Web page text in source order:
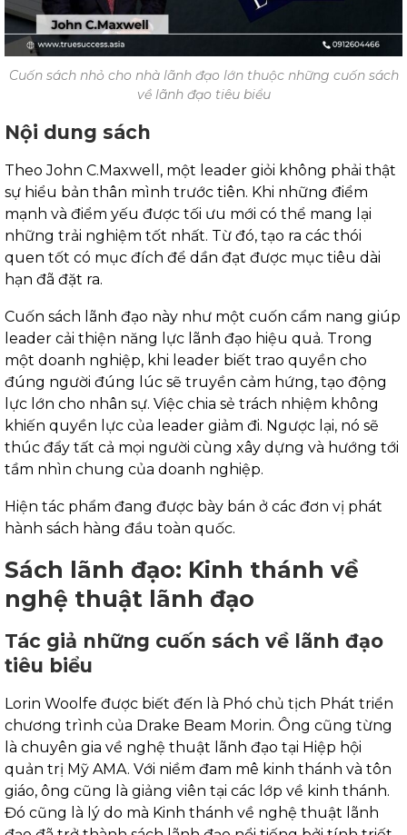
Cuốn sách nhỏ cho nhà lãnh đạo lớn thuộc những cuốn sách
về lãnh đạo tiêu biểu
Nội dung sách
Theo John C.Maxwell, một leader giỏi không phải thật
sự hiểu bản thân mình trước tiên. Khi những điểm
mạnh và điểm yếu được tối ưu mới có thể mang lại
những trải nghiệm tốt nhất. Từ đó, tạo ra các thói
quen tốt có mục đích để dần đạt được mục tiêu dài
hạn đã đặt ra.
Cuốn sách lãnh đạo này như một cuốn cẩm nang giúp
leader cải thiện năng lực lãnh đạo hiệu quả. Trong
một doanh nghiệp, khi leader biết trao quyền cho
đúng người đúng lúc sẽ truyền cảm hứng, tạo động
lực lớn cho nhân sự. Việc chia sẻ trách nhiệm không
khiến quyền lực của leader giảm đi. Ngược lại, nó sẽ
thúc đẩy tất cả mọi người cùng xây dựng và hướng tới
tầm nhìn chung của doanh nghiệp.
Hiện tác phẩm đang được bày bán ở các đơn vị phát
hành sách hàng đầu toàn quốc.
Sách lãnh đạo: Kinh thánh về
nghệ thuật lãnh đạo
Tác giả những cuốn sách về lãnh đạo
tiêu biểu
Lorin Woolfe được biết đến là Phó chủ tịch Phát triển
chương trình của Drake Beam Morin. Ông cũng từng
là chuyên gia về nghệ thuật lãnh đạo tại Hiệp hội
quản trị Mỹ AMA. Với niềm đam mê kinh thánh và tôn
giáo, ông cũng là giảng viên tại các lớp về kinh thánh.
Đó cũng là lý do mà Kinh thánh về nghệ thuật lãnh